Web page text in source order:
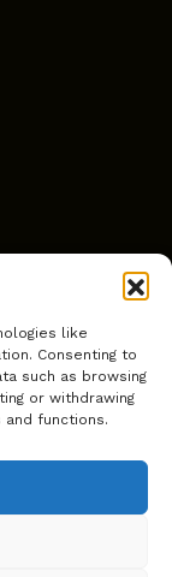
like
Consenting to
such as browsing
or withdrawing
functions.